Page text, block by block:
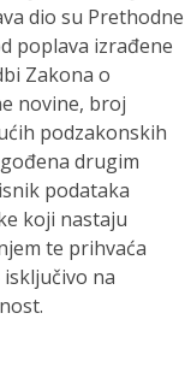
dio su Prethodne
poplava izrađene
Zakona o
novine, broj
podzakonskih
drugim
podataka
koji nastaju
te prihvaća
na